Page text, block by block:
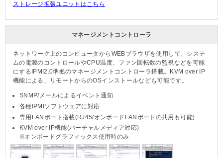
ストレージ拡張ユニットはこちら
マネージメントコントローラ
ネットワーク上のコンピュータからWEBブラウザを使用して、システ
ムの電源のコントロールやCPU温度、ファン回転数の監視などを可能
にするIPMI2.0準拠のマネージメントコントローラ搭載。KVM over IP
機能による、リモートからのOSインストールなども可能です。
SNMP/メールによるイベント通知
各種IPMIソフトウェアに対応
専用LANポート搭載(RJ45/オンボードLANポートの共用も可能)
KVM over IP機能(バーチャルメディア対応)
※オンボードグラフィックス使用時のみ